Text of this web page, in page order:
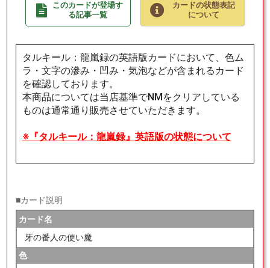
このカードが登場す
る記事一覧
カードの状態表記
について
タルキール：龍嵐録の英語版カードにおいて、色ム
ラ・文字の滲み・凹み・気泡などが含まれるカード
を確認しております。
本商品については当店基準でNMをクリアしている
ものは通常通り販売させていただきます。
※『タルキール：龍嵐録』英語版の状態について
■カード説明
カード名
牙の番人の使い魔
色